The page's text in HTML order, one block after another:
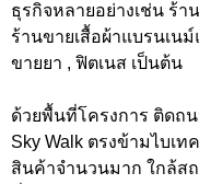
ธุรกิจหลายอย่างเช่น ร้
ร้านขายเสื้อผ้าแบรนเน
ขายยา , ฟิตเนส เป็นต้น
ด้วยพื้นที่โครงการ ติดถ
Sky Walk ตรงข้ามไบเ
สินค้าจำนวนมาก ใกล้ส